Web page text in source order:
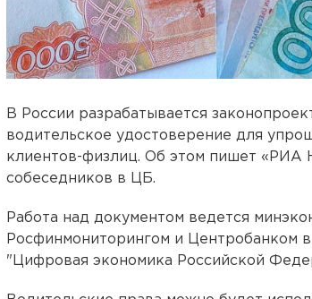
В России разрабатывается
водительское удостоверение для
клиентов-физлиц. Об этом пишет «РИА
собеседников в ЦБ.
Работа над документом ведется
Росфинмониторингом и Центробанком
"Цифровая экономика Российской